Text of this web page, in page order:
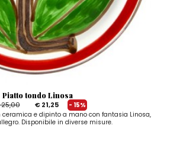
Piatto tondo Linosa
€ 21,25
- 15%
ceramica e dipinto a mano con fantasia Linosa,
Disponibile in diverse misure.